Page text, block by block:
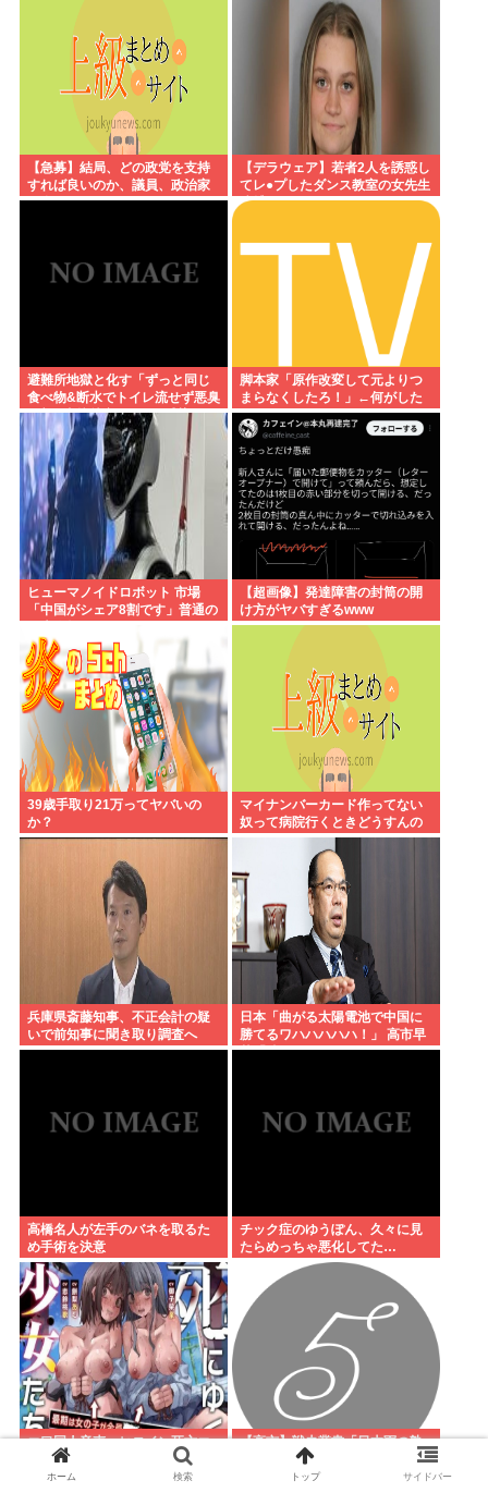
【急募】結局、どの政党を支持
すれば良いのか、議員、政治家
は全員悪か
【デラウェア】若者2人を誘惑し
てレ●プしたダンス教室の女先生
逮捕
避難所地獄と化す「ずっと同じ
食べ物&断水でトイレ流せず悪臭
&床に直接就寝&コロナ感染」
脚本家「原作改変して元よりつ
まらなくしたろ！」←何がした
いの？
ヒューマノイドロボット 市場
「中国がシェア8割です」普通の
認定へ…
【超画像】発達障害の封筒の開
け方がヤバすぎるwww
39歳手取り21万ってヤバいの
か？
マイナンバーカード作ってない
奴って病院行くときどうすんの
兵庫県斎藤知事、不正会計の疑
いで前知事に聞き取り調査へ
日本「曲がる太陽電池で中国に
勝てるワハハハハハ！」 高市早
苗「勝てる！ ガハハハハハ
高橋名人が左手のバネを取るた
め手術を決意
チック症のゆうぽん、久々に見
たらめっちゃ悪化してた…
エ口同人音声、ヒロイン死亡エ
ンドがブームに
【高市】戦史叢書「日本軍の熟
練パイロット消滅は事は有名だ
が整備員が消え稼働率が下がり
ホーム 検索 トップ サイドバー